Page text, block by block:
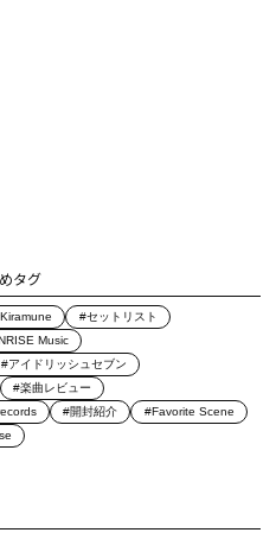
タグ
#セットリスト
Music
#アイドリッシュセブン
#楽曲レビュー
#開封紹介
#Favorite Scene